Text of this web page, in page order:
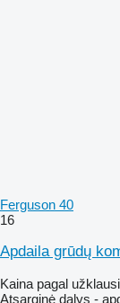
Ferguson 40
16
Apdaila grūdų
Kaina pagal
Atsarginė dalys -